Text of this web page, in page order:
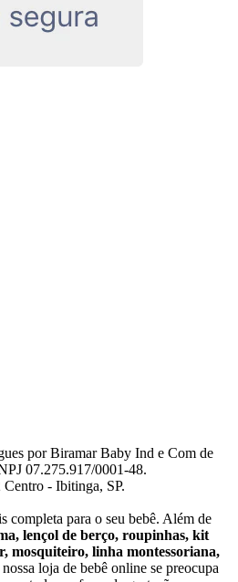
por Biramar Baby Ind e Com de
07.275.917/0001-48.
- Ibitinga, SP.
completa para o seu bebê. Além de
lençol de berço, roupinhas, kit
mosquiteiro, linha montessoriana,
loja de bebê online se preocupa